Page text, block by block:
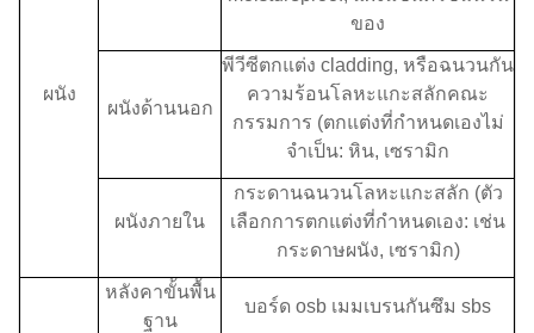
ผนัง
ของ
ผนังด้านนอก
พีวีซีตกแต่ง cladding, หรือฉนวนกัน
ความร้อนโลหะแกะสลักคณะ
กรรมการ (ตกแต่งที่กำหนดเองไม่
จำเป็น: หิน, เซรามิก
ผนังภายใน
กระดานฉนวนโลหะแกะสลัก (ตัว
เลือกการตกแต่งที่กำหนดเอง: เช่น
กระดาษผนัง, เซรามิก)
หลังคาขั้นพื้น
ฐาน
บอร์ด osb เมมเบรนกันซึม sbs